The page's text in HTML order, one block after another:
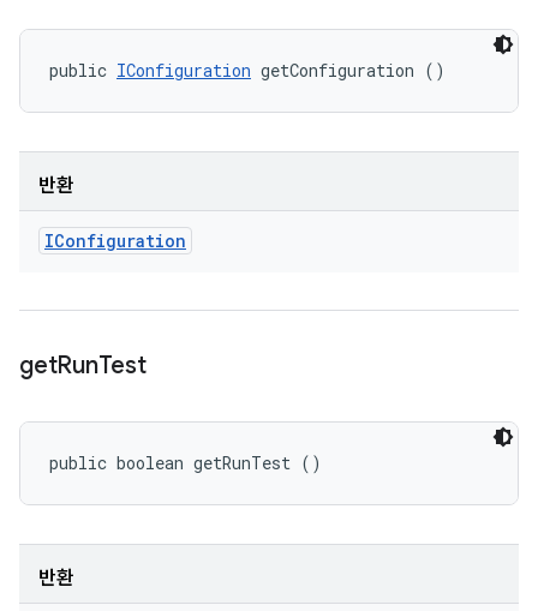
public IConfiguration getConfiguration ()
반환
IConfiguration
getRunTest
public boolean getRunTest ()
반환